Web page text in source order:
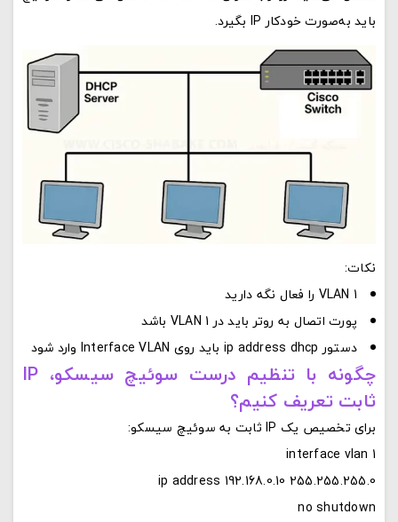
باید به‌صورت خودکار IP بگیرد.
نکات:
VLAN 1 را فعال نگه دارید
پورت اتصال به روتر باید در VLAN 1 باشد
دستور ip address dhcp باید روی Interface VLAN وارد شود
چگونه با تنظیم درست سوئیچ سیسکو، IP
ثابت تعریف کنیم؟
برای تخصیص یک IP ثابت به سوئیچ سیسکو:
interface vlan 1
ip address 192.168.0.10 255.255.255.0
no shutdown